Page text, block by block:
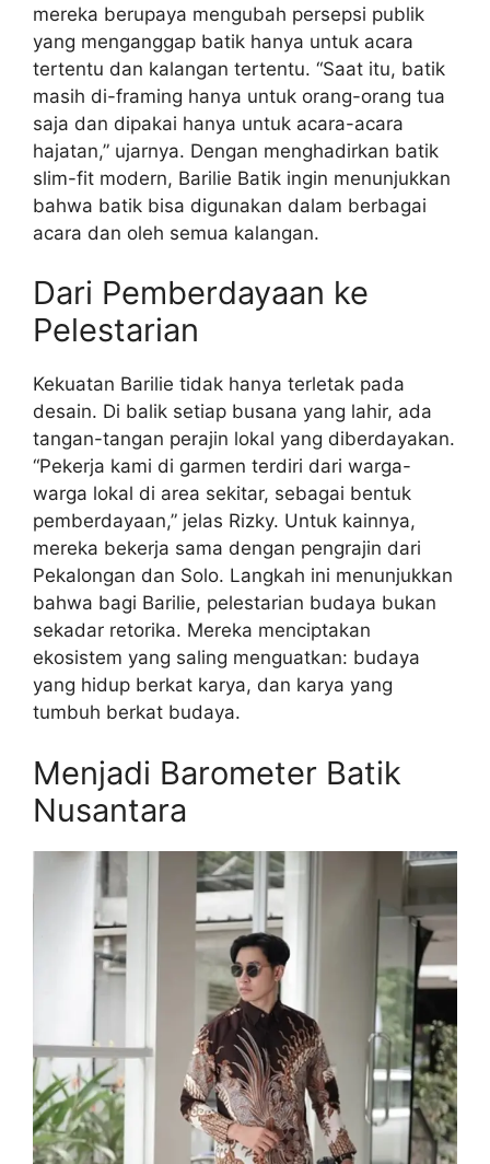
mereka berupaya mengubah persepsi publik
yang menganggap batik hanya untuk acara
tertentu dan kalangan tertentu. “Saat itu, batik
masih di-framing hanya untuk orang-orang tua
saja dan dipakai hanya untuk acara-acara
hajatan,” ujarnya. Dengan menghadirkan batik
slim-fit modern, Barilie Batik ingin menunjukkan
bahwa batik bisa digunakan dalam berbagai
acara dan oleh semua kalangan.
Dari Pemberdayaan ke
Pelestarian
Kekuatan Barilie tidak hanya terletak pada
desain. Di balik setiap busana yang lahir, ada
tangan-tangan perajin lokal yang diberdayakan.
“Pekerja kami di garmen terdiri dari warga-
warga lokal di area sekitar, sebagai bentuk
pemberdayaan,” jelas Rizky. Untuk kainnya,
mereka bekerja sama dengan pengrajin dari
Pekalongan dan Solo. Langkah ini menunjukkan
bahwa bagi Barilie, pelestarian budaya bukan
sekadar retorika. Mereka menciptakan
ekosistem yang saling menguatkan: budaya
yang hidup berkat karya, dan karya yang
tumbuh berkat budaya.
Menjadi Barometer Batik
Nusantara